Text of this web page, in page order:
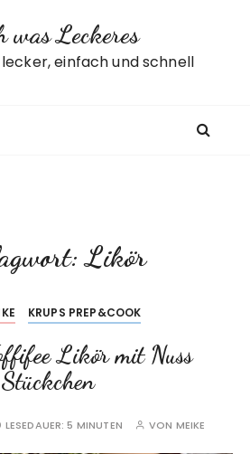
was Leckeres
einfach und schnell
Likör
KRUPS PREP&COOK
Likör mit Nuss
Stückchen
LESEDAUER:5 MINUTEN VON MEIKE